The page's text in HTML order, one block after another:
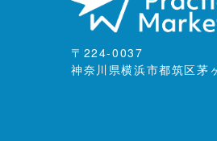
〒224-0037
神奈川県横浜市都筑区茅